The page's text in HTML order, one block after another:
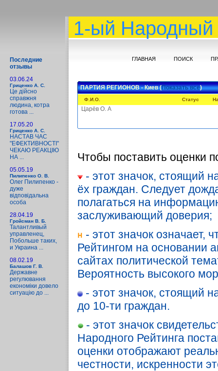
Последние
отзывы
03.06.24
Гриценко А. С.
Це дійсно
справжня
людина, котра
готова ...
17.05.20
Гриценко А. С.
НАСТАВ ЧАС
"ЕФЕКТИВНОСТІ"
ЧЕКАЮ РЕАКЦІЮ
НА ...
05.05.19
Пилипенко О. В.
Олег Пилипенко -
дуже
відповідальна
особа
28.04.19
Гройсман В. Б.
Талантливый
управленец,
Побольше таких,
и Украина ...
08.02.19
Балашов Г. В.
Державне
регулювання
економіки довело
ситуацію до ...
1-ый Народный
ГЛАВНАЯ ПОИСК
ПАРТИЯ РЕГИОНОВ - Киев (Показать все)
Ф.И.О. Статус
Царёв О. А
Чтобы поставить оценки
- этот значок, стоящий
ёх граждан. Следует
полагаться на
заслуживающий доверия;
- этот значок означает,
Рейтингом на основании
сайтах политической
Вероятность высокого
- этот значок, стоящий
до 10-ти граждан.
- этот значок
Народного Рейтинга
оценки отображают
честности, искренности